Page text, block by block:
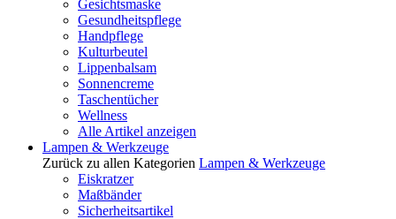
Gesichtsmaske
Gesundheitspflege
Handpflege
Kulturbeutel
Lippenbalsam
Sonnencreme
Taschentücher
Wellness
Alle Artikel anzeigen
Lampen & Werkzeuge
Zurück zu allen Kategorien Lampen & Werkzeuge
Eiskratzer
Maßbänder
Sicherheitsartikel